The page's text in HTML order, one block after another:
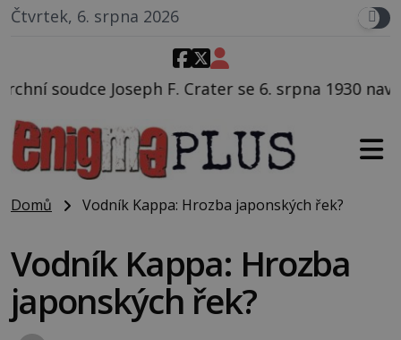
Čtvrtek, 6. srpna 2026
se 6. srpna 1930 navečeří ve své oblíbené
Domů Vodník Kappa: Hrozba japonských řek?
Vodník Kappa: Hrozba
japonských řek?